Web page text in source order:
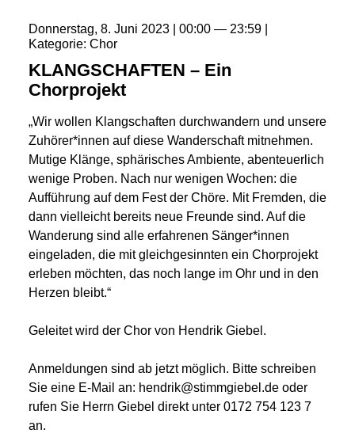
Donnerstag 8 Juni 2023 00:00
23:59
Kategorie Chor
KLANGSCHAFTEN – Ein
Chorprojekt
„Wir wollen Klangschaften durchwandern und unsere
Zuhörer*innen auf diese Wanderschaft mitnehmen.
Mutige Klänge, sphärisches Ambiente, abenteuerlich
wenige Proben. Nach nur wenigen Wochen: die
Aufführung auf dem Fest der Chöre. Mit Fremden, die
dann vielleicht bereits neue Freunde sind. Auf die
Wanderung sind alle erfahrenen Sänger*innen
eingeladen, die mit gleichgesinnten ein Chorprojekt
erleben möchten, das noch lange im Ohr und in den
Herzen bleibt.“
Geleitet wird der Chor von Hendrik Giebel.
Anmeldungen sind ab jetzt möglich. Bitte schreiben
Sie eine E-Mail an: hendrik@stimmgiebel.de oder
rufen Sie Herrn Giebel direkt unter 0172 754 123 7
an.